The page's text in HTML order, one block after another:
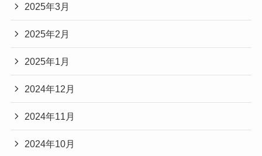
2025年3月
2025年2月
2025年1月
2024年12月
2024年11月
2024年10月